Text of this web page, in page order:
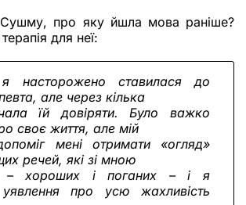
Сушму, про яку йшла мова раніше?
для неї:
насторожено ставилася до
але через кілька
їй довіряти. Було важко
своє життя, але мій
мені отримати «огляд»
речей, які зі мною
– хороших і поганих – і я
про усю жахливість